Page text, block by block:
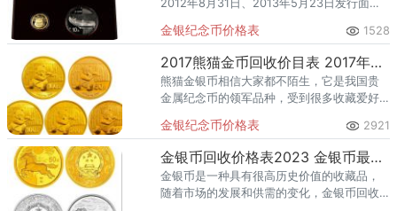
2012年8月31日、2013年5月23日发行面
枚，均为中华人民共和国法定货币。
金银纪念币价格表 1528
2017熊猫金币回收价目表 2017年熊猫金币现价
熊猫金银币相信大家都不陌生，它是我国贵
金属纪念币的领军品种，受到很多收藏爱好
宝大熊猫起了一个好听吉利的名字：好运。
金银纪念币价格表 2921
金银币回收价格表2023 金银币最新收藏价格
金银币是一种具有很高历史价值的收藏品，
随着市场的发展和供需的变化，金银币回收